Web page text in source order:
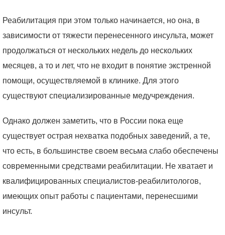
Реабилитация при этом только начинается, но она, в
зависимости от тяжести перенесенного инсульта, может
продолжаться от нескольких недель до нескольких
месяцев, а то и лет, что не входит в понятие экстренной
помощи, осуществляемой в клинике. Для этого
существуют специализированные медучреждения.
Однако должен заметить, что в России пока еще
существует острая нехватка подобных заведений, а те,
что есть, в большинстве своем весьма слабо обеспечены
современными средствами реабилитации. Не хватает и
квалифицированных специалистов-реабилитологов,
имеющих опыт работы с пациентами, перенесшими
инсульт.